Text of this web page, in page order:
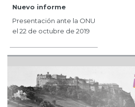
Nuevo informe
Presentación ante la ONU
el 22 de octubre de 2019